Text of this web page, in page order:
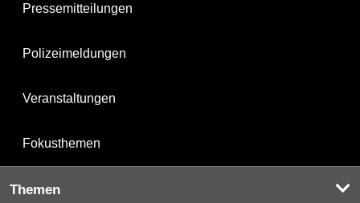
Pressemitteilungen
Polizeimeldungen
Veranstaltungen
Fokusthemen
Themen